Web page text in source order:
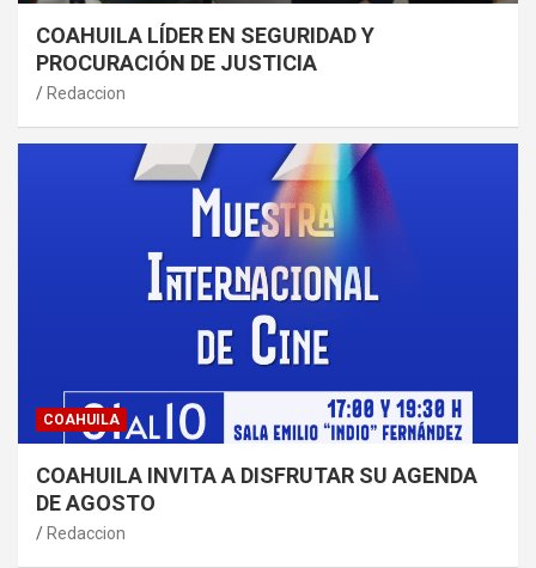
COAHUILA LÍDER EN SEGURIDAD Y
PROCURACIÓN DE JUSTICIA
Redaccion
COAHUILA
COAHUILA INVITA A DISFRUTAR SU AGENDA
DE AGOSTO
Redaccion